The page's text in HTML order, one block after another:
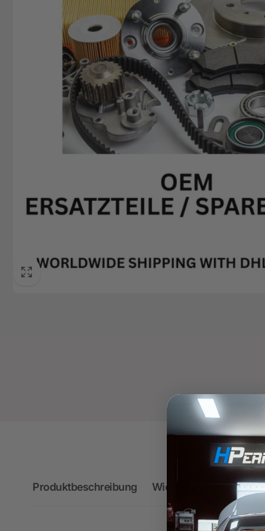
Produktbeschreibung Wichtige Hinweise